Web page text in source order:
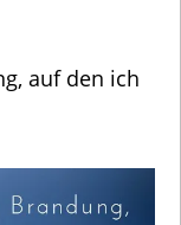
auf den ich